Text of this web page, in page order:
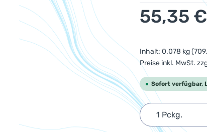
Regulärer Preis:
55,35 €
Inhalt: 0.078 kg
Preise inkl. MwSt.
Sofort verfügbar,
Produkt